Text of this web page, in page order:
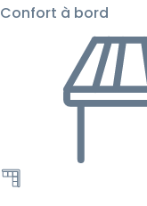
Confort à bord